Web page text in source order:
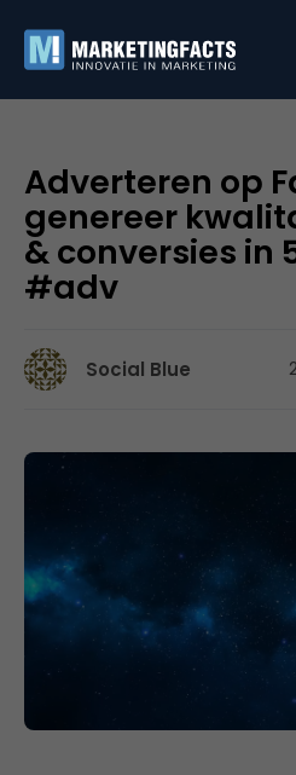
Adverteren op
genereer
& conversies in
#adv
Social Blue